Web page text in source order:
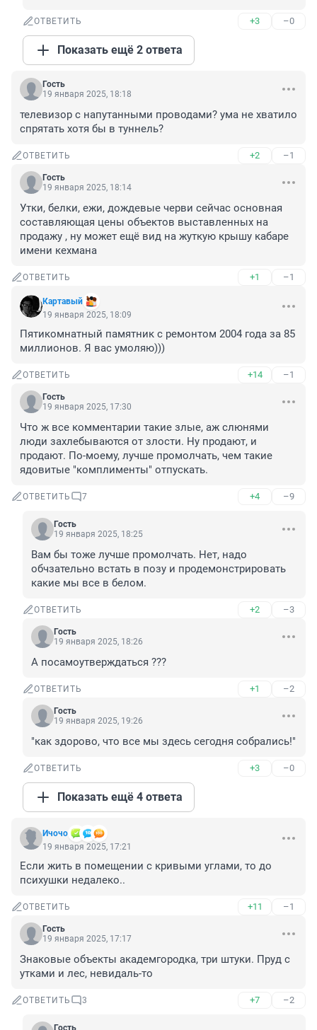
ОТВЕТИТЬ +3 –0
Показать ещё 2 ответа
Гость
19 января 2025, 18:18
телевизор с напутанными проводами? ума не хватило
спрятать хотя бы в туннель?
ОТВЕТИТЬ +2 –1
Гость
19 января 2025, 18:14
Утки, белки, ежи, дождевые черви сейчас основная
составляющая цены объектов выставленных на
продажу , ну может ещё вид на жуткую крышу кабаре
имени кехмана
ОТВЕТИТЬ +1 –1
Картавый
19 января 2025, 18:09
Пятикомнатный памятник с ремонтом 2004 года за 85
миллионов. Я вас умоляю)))
ОТВЕТИТЬ +14 –1
Гость
19 января 2025, 17:30
Что ж все комментарии такие злые, аж слюнями
люди захлебываются от злости. Ну продают, и
продают. По-моему, лучше промолчать, чем такие
ядовитые "комплименты" отпускать.
ОТВЕТИТЬ 7 +4 –9
Гость
19 января 2025, 18:25
Вам бы тоже лучше промолчать. Нет, надо
обчзательно встать в позу и продемонстрировать
какие мы все в белом.
ОТВЕТИТЬ +2 –3
Гость
19 января 2025, 18:26
А посамоутверждаться ???
ОТВЕТИТЬ +1 –2
Гость
19 января 2025, 19:26
"как здорово, что все мы здесь сегодня собрались!"
ОТВЕТИТЬ +3 –0
Показать ещё 4 ответа
Ичочо
19 января 2025, 17:21
Если жить в помещении с кривыми углами, то до
психушки недалеко..
ОТВЕТИТЬ +11 –1
Гость
19 января 2025, 17:17
Знаковые объекты академгородка, три штуки. Пруд с
утками и лес, невидаль-то
ОТВЕТИТЬ 3 +7 –2
Гость